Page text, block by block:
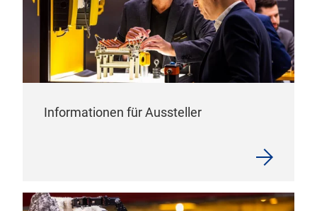
Informationen für Aussteller